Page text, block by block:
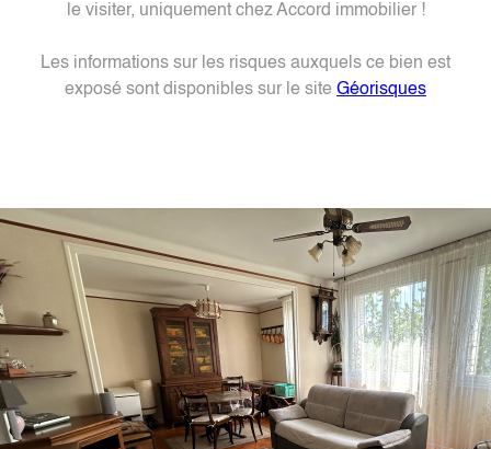
le visiter, uniquement chez Accord immobilier !
Les informations sur les risques auxquels ce bien est
exposé sont disponibles sur le site Géorisques